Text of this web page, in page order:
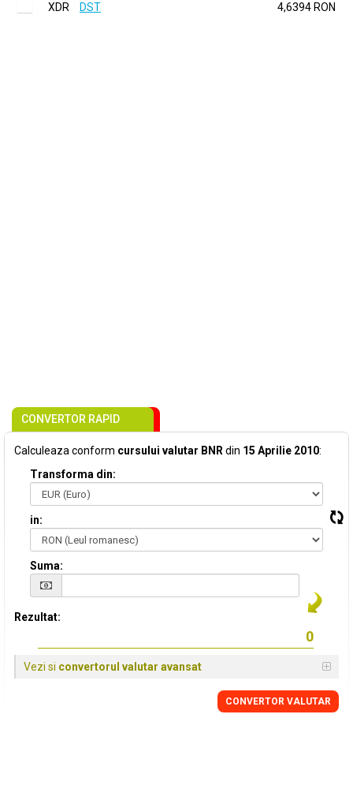
XDR
DST 4,6394 RON
CONVERTOR RAPID
Calculeaza conform cursului valutar BNR din 15 Aprilie 2010:
Transforma din:
in:
Suma:
Rezultat:
Vezi si convertorul valutar avansat
CONVERTOR VALUTAR